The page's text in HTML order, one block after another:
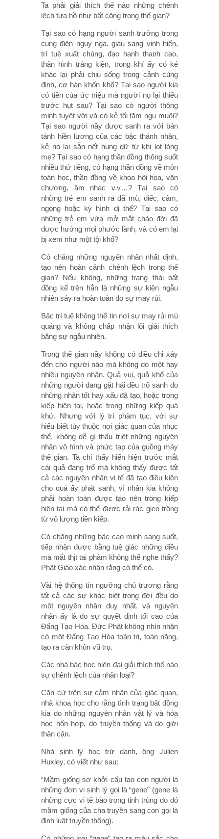
Ta phải giải thích thế nào những chênh
lệch tựa hồ như bất công trong thế gian?
Tại sao có hạng người sanh trưởng trong
cung điện nguy nga, giàu sang vinh hiển,
trí tuệ xuất chúng, đạo hạnh thanh cao,
thân hình tráng kiện, trong khí ấy có kẻ
khác lại phải chịu sống trong cảnh cùng
đinh, cơ hàn khốn khổ? Tại sao người kia
có tiền của ức triệu mà người nọ lại thiếu
trước hụt sau? Tại sao có người thông
minh tuyệt vời và có kẻ tối tăm ngu muội?
Tại sao người nầy được sanh ra với bản
tánh hiền lương của các bậc thánh nhân,
kẻ nọ lại sẵn nết hung dữ từ khi lọt lòng
mẹ? Tại sao có hạng thần đồng thông suốt
nhiều thứ tiếng, có hạng thần đồng về môn
toán học, thần đồng về khoa hội họa, văn
chương, âm nhạc v.v…? Tại sao có
những trẻ em sanh ra đã mù, điếc, câm,
ngọng hoặc kỳ hình dị thể? Tại sao có
những trẻ em vừa mở mắt chào đời đã
được hưởng mọi phước lành, và có em lại
bị xem như một tội khổ?
Có chăng những nguyên nhân nhất định,
tạo nên hoàn cảnh chênh lệch trong thế
gian? Nếu không, những trạng thái bất
đồng kể trên hẳn là những sự kiện ngẫu
nhiên sảy ra hoàn toàn do sự may rủi.
Bậc trí tuệ không thể tin nơi sự may rủi mù
quáng và không chấp nhận lối giải thích
bằng sự ngẫu nhiên.
Trong thế gian nầy không có điều chi xảy
đến cho người nào mà không do một hay
nhiều nguyên nhân. Quả vui, quả khổ của
những người đang gặt hái đều trổ sanh do
những nhân tốt hay xấu đã tạo, hoặc trong
kiếp hiện tại, hoặc trong những kiếp quá
khứ. Nhưng với lý trí phàm tục, với sự
hiểu biết tùy thuộc nơi giác quan của nhục
thể, không dễ gì thấu triệt những nguyên
nhân vô hình và phức tạp của guồng máy
thế gian. Ta chỉ thấy hiển hiện trước mắt
cái quả đang trổ mà không thấy được tất
cả các nguyên nhân vi tế đã tạo điều kiện
cho quả ấy phát sanh, vì nhân kia không
phải hoàn toàn được tạo nên trong kiếp
hiện tại mà có thể được rải rác gieo trồng
từ vô lượng tiền kiếp.
Có chăng những bậc cao minh sáng suốt,
tiếp nhận được bằng tuệ giác những điều
mà mắt thịt tai phàm không thể nghe thấy?
Phật Giáo xác nhận rằng có thể có.
Vài hệ thống tín ngưỡng chủ trương rằng
tất cả các sự khác biệt trong đời đều do
một nguyên nhân duy nhất, và nguyên
nhân ấy là do sự quyết định tối cao của
Đấng Tạo Hóa. Đức Phật không nhìn nhận
có một Đấng Tạo Hóa toàn tri, toàn năng,
tạo ra càn khôn vũ trụ.
Các nhà bác học hiện đại giải thích thế nào
sự chênh lệch của nhân loại?
Căn cứ trên sự cảm nhận của giác quan,
nhà khoa học cho rằng tình trạng bất đồng
kia do những nguyên nhân vật lý và hóa
học hổn hợp, do truyền thống và do giới
thân cận.
Nhà sinh lý học trứ danh, ông Julien
Huxley, có viết như sau:
“Mầm giống sơ khởi cấu tạo con người là
những đơn vị sinh lý gọi là “gene” (gene là
những cực vi tế bào trong tinh trùng do đó
mầm giống của cha truyền sang con gọi là
định luật truyền thống).